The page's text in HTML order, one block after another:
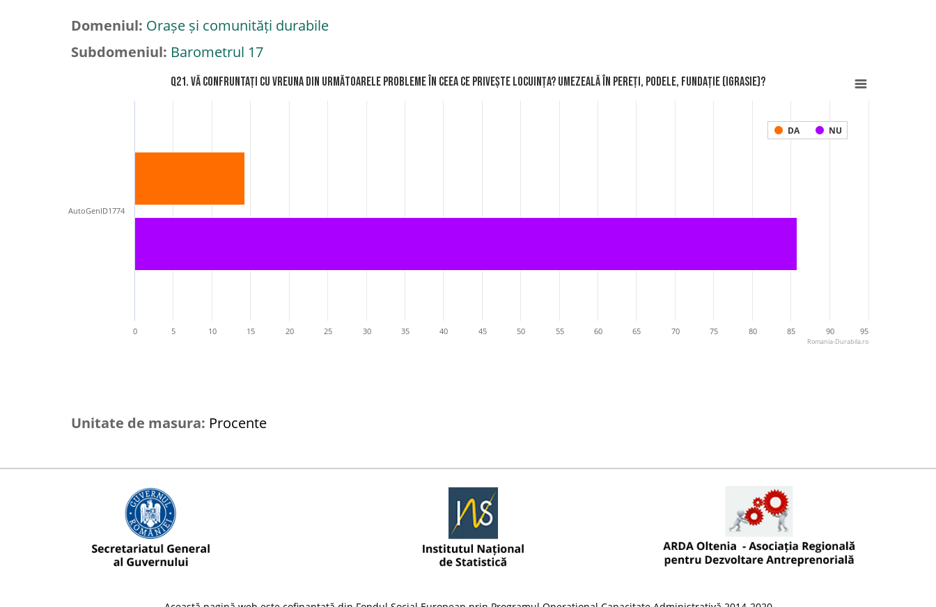
Domeniul: Orașe și comunități durabile
Subdomeniul: Barometrul 17
Q21. Vă confruntați cu vreuna din următoarele probleme în ceea ce privește locuința? Umezeală în pereți, podele, fundație (igrasie)?
DA NU
AutoGenID1774
0 5 10 15 20 25 30 35 40 45 50 55 60 65 70 75 80 85 90 95
Romania-Durabila.ro
Unitate de masura: Procente